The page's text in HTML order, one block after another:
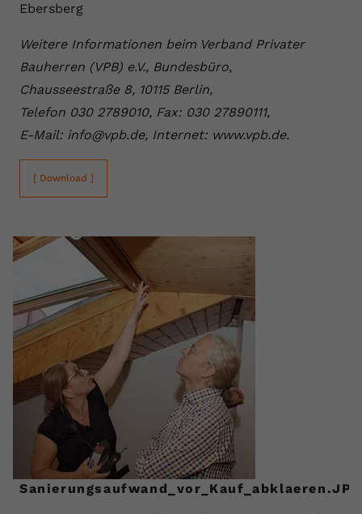
Ebersberg
Weitere Informationen beim Verband Privater
Bauherren (VPB) e.V., Bundesbüro,
Chausseestraße 8, 10115 Berlin,
Telefon 030 2789010, Fax: 030 27890111,
E-Mail: info@vpb.de, Internet: www.vpb.de.
[ Download ]
Sanierungsaufwand_vor_Kauf_abklaeren.JPG